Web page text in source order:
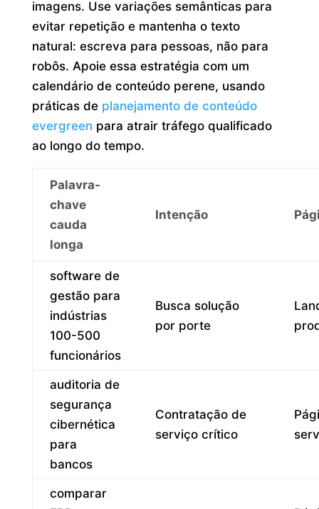
imagens. Use variações semânticas para
evitar repetição e mantenha o texto
natural: escreva para pessoas, não para
robôs. Apoie essa estratégia com um
calendário de conteúdo perene, usando
práticas de planejamento de conteúdo
evergreen para atrair tráfego qualificado
ao longo do tempo.
Palavra-
chave
cauda
longa
Intenção
software de
gestão para
indústrias
100-500
funcionários
Busca solução
por porte
auditoria de
segurança
cibernética
para
bancos
Contratação de
serviço crítico
comparar